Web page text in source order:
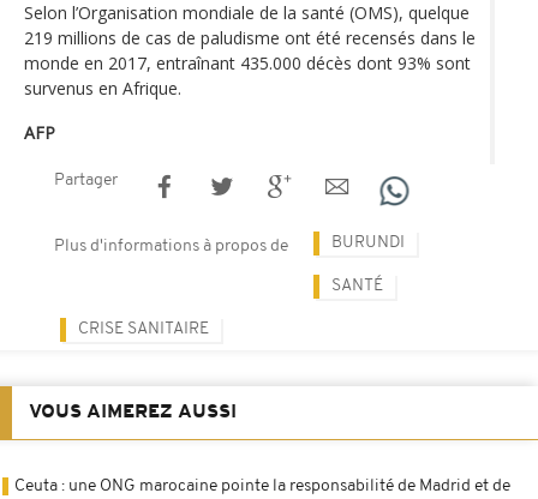
Selon l’Organisation mondiale de la santé (OMS), quelque
219 millions de cas de paludisme ont été recensés dans le
monde en 2017, entraînant 435.000 décès dont 93% sont
survenus en Afrique.
AFP
Partager
Plus d'informations à propos de BURUNDI
SANTÉ
CRISE SANITAIRE
VOUS AIMEREZ AUSSI
Ceuta : une ONG marocaine pointe la responsabilité de Madrid et de